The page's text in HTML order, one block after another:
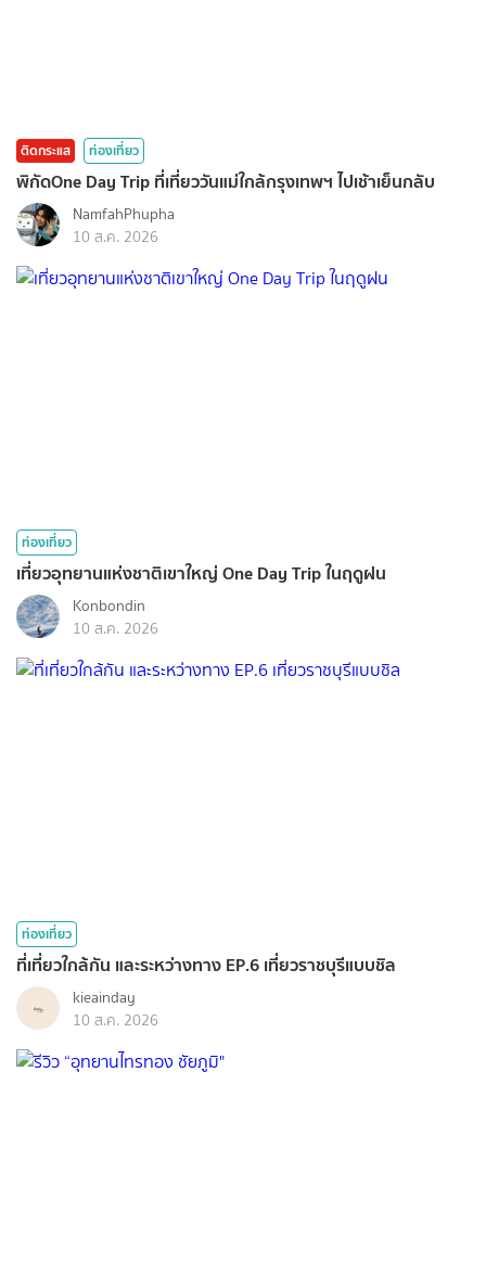
ติดกระแส ท่องเที่ยว
พิกัดOne Day Trip ที่เที่ยววันแม่ใกล้กรุงเทพฯ ไปเช้าเย็นกลับ
NamfahPhupha
10 ส.ค. 2026
ท่องเที่ยว
เที่ยวอุทยานแห่งชาติเขาใหญ่ One Day Trip ในฤดูฝน
Konbondin
10 ส.ค. 2026
ท่องเที่ยว
ที่เที่ยวใกล้กัน และระหว่างทาง EP.6 เที่ยวราชบุรีแบบชิล
kieainday
10 ส.ค. 2026